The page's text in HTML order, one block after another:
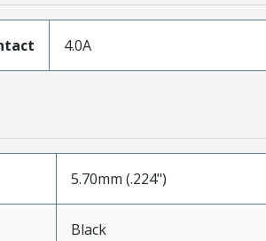
4.0A
5.70mm (.224")
Black